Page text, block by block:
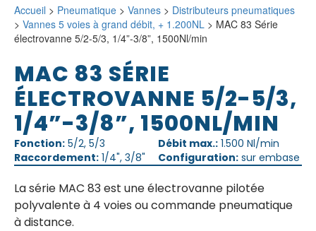
Accueil > Pneumatique > Vannes > Distributeurs pneumatiques
> Vannes 5 voies à grand débit, + 1.200NL > MAC 83 Série
électrovanne 5/2-5/3, 1/4”-3/8”, 1500Nl/min
MAC 83 SÉRIE
ÉLECTROVANNE 5/2-5/3,
1/4”-3/8”, 1500NL/MIN
Fonction: 5/2, 5/3 Débit max.: 1.500 Nl/min
Raccordement: 1/4", 3/8" Configuration: sur embase
La série MAC 83 est une électrovanne pilotée
polyvalente à 4 voies ou commande pneumatique
à distance.